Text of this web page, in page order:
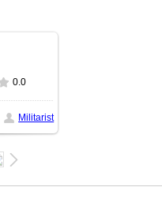
0.0
Militarist